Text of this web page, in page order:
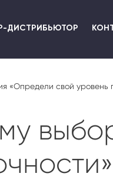
ДИСТРИБЬЮТОР
свой уровень